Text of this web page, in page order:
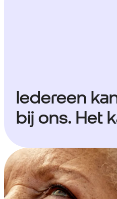
Iedereen
bij ons. Het